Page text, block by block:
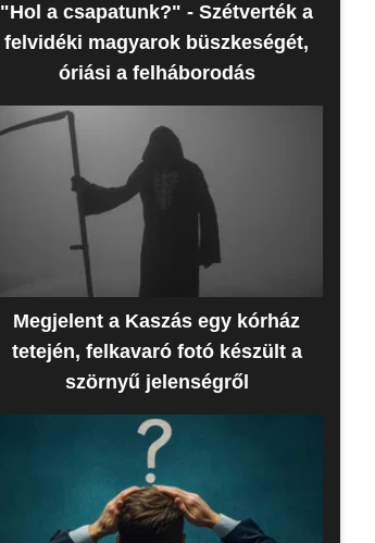
"Hol a csapatunk?" - Szétverték a
felvidéki magyarok büszkeségét,
óriási a felháborodás
Megjelent a Kaszás egy kórház
tetején, felkavaró fotó készült a
szörnyű jelenségről